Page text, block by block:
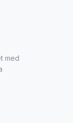
med